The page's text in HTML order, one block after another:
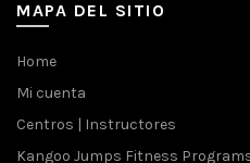
MAPA DEL SITIO
Home
Mi cuenta
Centros | Instructores
Kangoo Jumps Fitness